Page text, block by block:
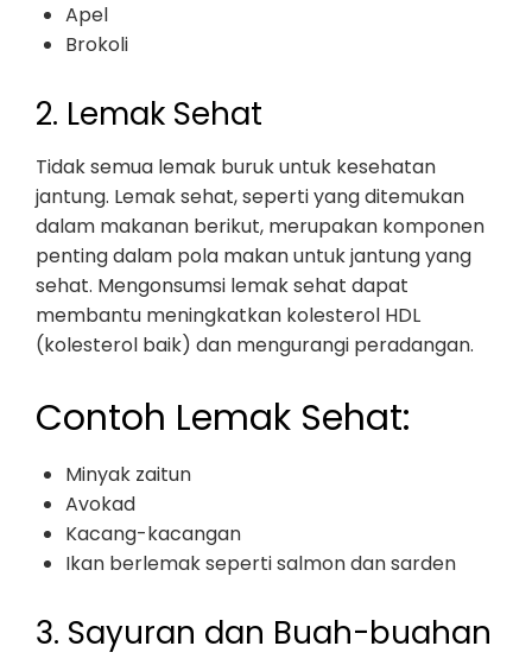
Apel
Brokoli
2. Lemak Sehat
Tidak semua lemak buruk untuk kesehatan
jantung. Lemak sehat, seperti yang ditemukan
dalam makanan berikut, merupakan komponen
penting dalam pola makan untuk jantung yang
sehat. Mengonsumsi lemak sehat dapat
membantu meningkatkan kolesterol HDL
(kolesterol baik) dan mengurangi peradangan.
Contoh Lemak Sehat:
Minyak zaitun
Avokad
Kacang-kacangan
Ikan berlemak seperti salmon dan sarden
3. Sayuran dan Buah-buahan